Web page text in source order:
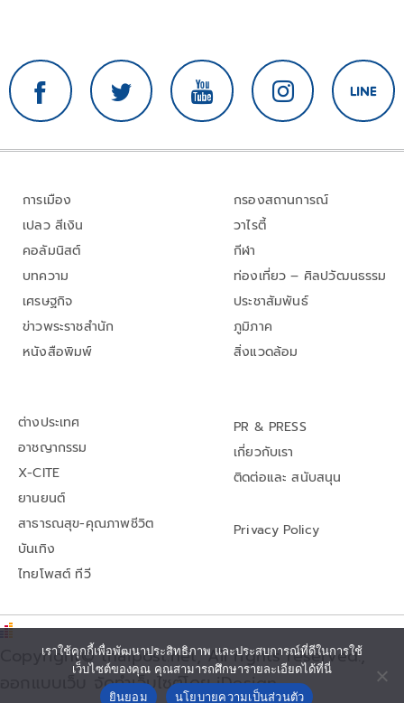
การเมือง
เปลว สีเงิน
คอลัมนิสต์
บทความ
เศรษฐกิจ
ข่าวพระราชสำนัก
หนังสือพิมพ์
กรองสถานการณ์
วาไรตี้
กีฬา
ท่องเที่ยว – ศิลปวัฒนธรรม
ประชาสัมพันธ์
ภูมิภาค
สิ่งแวดล้อม
ต่างประเทศ
อาชญากรรม
X-CITE
ยานยนต์
สาธารณสุข-คุณภาพชีวิต
บันเทิง
ไทยโพสต์ ทีวี
PR & PRESS
เกี่ยวกับเรา
ติดต่อและ สนับสนุน
Privacy Policy
Copyright© thaipost.net, All rights reserved.,
ออกแบบเว็บ จัดทำเว็บไซต์โดย iDesign
เราใช้คุกกี้เพื่อพัฒนาประสิทธิภาพ และประสบการณ์ที่ดีในการใช้
เว็บไซต์ของคุณ คุณสามารถศึกษารายละเอียดได้ที่นี่
ยินยอม
นโยบายความเป็นส่วนตัว